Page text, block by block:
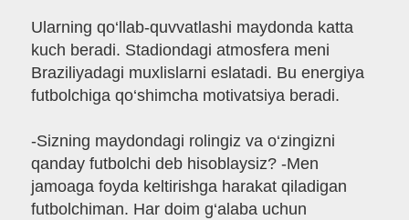
Ularning qo‘llab-quvvatlashi maydonda katta
kuch beradi. Stadiondagi atmosfera meni
Braziliyadagi muxlislarni eslatadi. Bu energiya
futbolchiga qo‘shimcha motivatsiya beradi.
-Sizning maydondagi rolingiz va o‘zingizni
qanday futbolchi deb hisoblaysiz? -Men
jamoaga foyda keltirishga harakat qiladigan
futbolchiman. Har doim g‘alaba uchun